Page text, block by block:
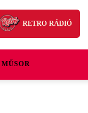
RETRO RÁDIÓ